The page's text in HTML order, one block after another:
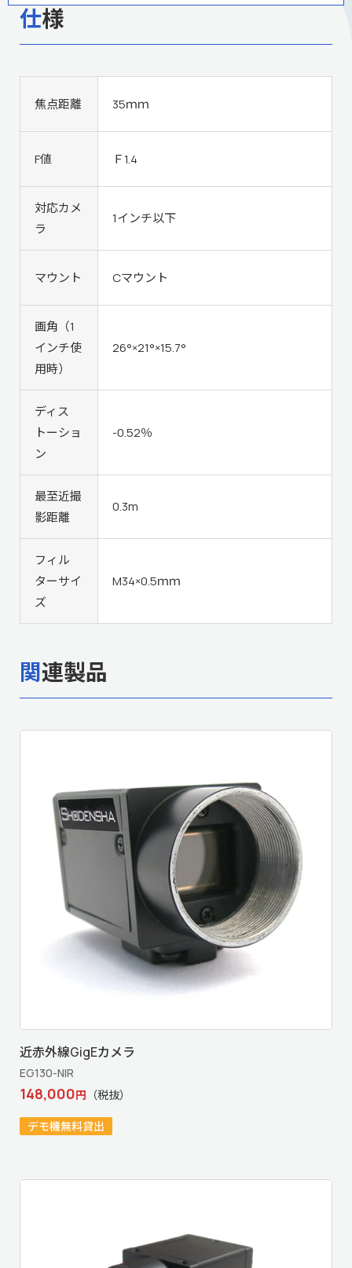
仕様
焦点距離 35ｍｍ
F値 Ｆ1.4
対応カメ
ラ
1インチ以下
マウント Cマウント
画角（1
インチ使
用時）
26°×21°×15.7°
ディス
トーショ
ン
-0.52％
最至近撮
影距離
0.3m
フィル
ターサイ
ズ
M34×0.5ｍｍ
関連製品
近赤外線GigEカメラ
EG130-NIR
148,000円 （税抜）
デモ機無料貸出